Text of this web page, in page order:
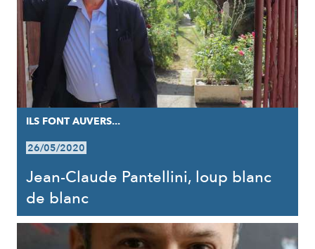
ILS FONT AUVERS...
26/05/2020
Jean-Claude Pantellini, loup blanc
de blanc